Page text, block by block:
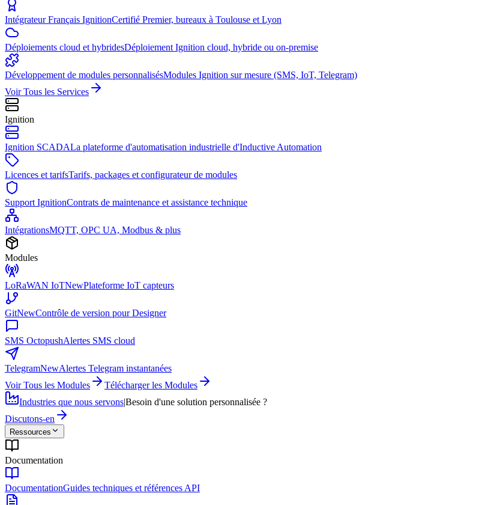
Intégrateur Français IgnitionCertifié Premier, bureaux à Toulouse et Lyon
Déploiements cloud et hybridesDéploiement Ignition cloud, hybride ou on-premise
Développement de modules personnalisésModules Ignition sur mesure (SMS, IoT, Telegram)
Voir Tous les Services
Ignition
Ignition SCADALa plateforme d'automatisation industrielle d'Inductive Automation
Licences et tarifsTarifs, packages et configurateur de modules
Support IgnitionContrats de maintenance et assistance technique
IntégrationsMQTT, OPC UA, Modbus & plus
Modules
LoRaWAN IoTNewPlateforme IoT capteurs
GitNewContrôle de version pour Designer
SMS OctopushAlertes SMS cloud
TelegramNewAlertes Telegram instantanées
Voir Tous les Modules
Télécharger les Modules
Industries que nous servons|Besoin d'une solution personnalisée ?
Discutons-en
Ressources
Documentation
DocumentationGuides techniques et références API